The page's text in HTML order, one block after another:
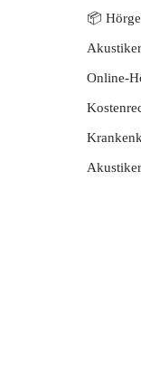
📦
Online-